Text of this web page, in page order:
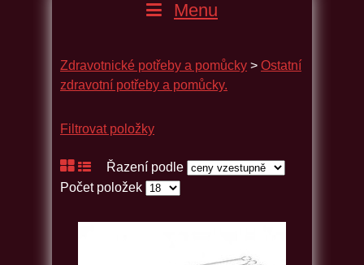
Menu
Zdravotnické potřeby a pomůcky > Ostatní
zdravotní potřeby a pomůcky.
Filtrovat položky
Řazení podle
Počet položek